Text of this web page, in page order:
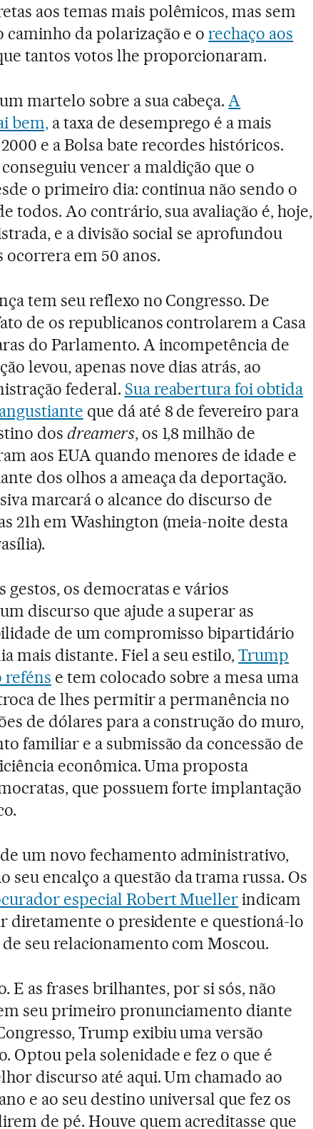
aos temas mais polêmicos, mas sem
caminho da polarização e orechaço aos
tantos votos lhe proporcionaram.
martelo sobre a sua cabeça.A
bem,a taxa de desemprego é a mais
e a Bolsa bate recordes históricos.
vencer a maldição que o
o primeiro dia: continua não sendo o
todos. Ao contrário, sua avaliação é, hoje,
e a divisão social se aprofundou
ocorrera em 50 anos.
tem seu reflexo no Congresso. De
de os republicanos controlarem a Casa
do Parlamento. A incompetência de
levou, apenas nove dias atrás, ao
federal. Sua reabertura foi obtida
que dá até 8 de fevereiro para
dos dreamers, os 1,8 milhão de
aos EUA quando menores de idade e
dos olhos a ameaça da deportação.
marcará o alcance do discurso de
21h em Washington (meia-noite desta
gestos, os democratas e vários
discurso que ajude a superar as
de um compromisso bipartidário
mais distante. Fiel a seu estilo,Trump
reféns e tem colocado sobre a mesa uma
de lhes permitir a permanência no
de dólares para a construção do muro,
familiar e a submissão da concessão de
econômica. Uma proposta
que possuem forte implantação
um novo fechamento administrativo,
seu encalço a questão da trama russa. Os
especial Robert Muellerindicam
diretamente o presidente e questioná-lo
seu relacionamento com Moscou.
E as frases brilhantes, por si sós, não
seu primeiro pronunciamento diante
Trump exibiu uma versão
Optou pela solenidade e fez o que é
discurso até aqui. Um chamado ao
e ao seu destino universal que fez os
de pé. Houve quem acreditasse que